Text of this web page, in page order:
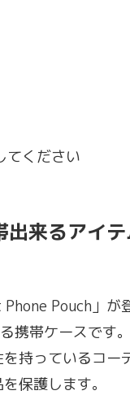
てください
来るアイテ
Pouch」が
携帯ケースです。
持っているコー
保護します。